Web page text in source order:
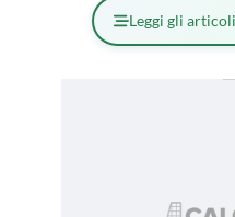
Leggi gli